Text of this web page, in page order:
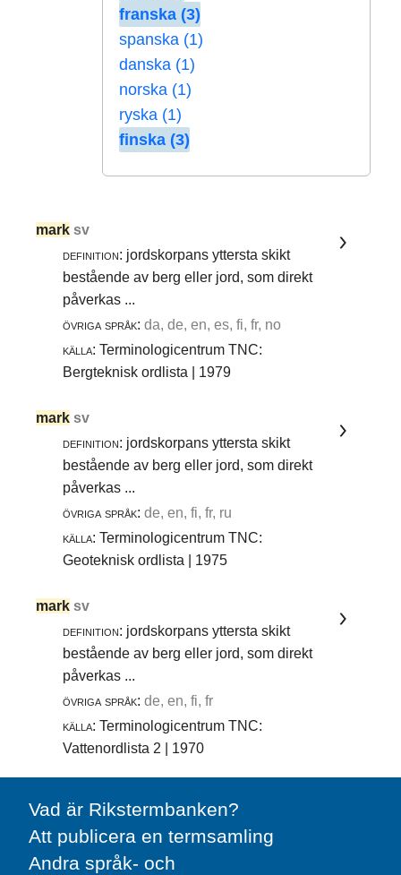
franska (3)
spanska (1)
danska (1)
norska (1)
ryska (1)
finska (3)
mark sv
definition: jordskorpans yttersta skikt
bestående av berg eller jord, som direkt
påverkas ...
övriga språk: da, de, en, es, fi, fr, no
källa: Terminologicentrum TNC:
Bergteknisk ordlista | 1979
mark sv
definition: jordskorpans yttersta skikt
bestående av berg eller jord, som direkt
påverkas ...
övriga språk: de, en, fi, fr, ru
källa: Terminologicentrum TNC:
Geoteknisk ordlista | 1975
mark sv
definition: jordskorpans yttersta skikt
bestående av berg eller jord, som direkt
påverkas ...
övriga språk: de, en, fi, fr
källa: Terminologicentrum TNC:
Vattenordlista 2 | 1970
Vad är Rikstermbanken?
Att publicera en termsamling
Andra språk- och